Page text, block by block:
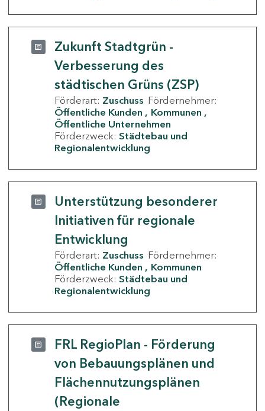
Zukunft Stadtgrün -
Verbesserung des
städtischen Grüns (ZSP)
Förderart: Zuschuss Fördernehmer:
Öffentliche Kunden
Kommunen
Öffentliche Unternehmen
Förderzweck: Städtebau und
Regionalentwicklung
Unterstützung besonderer
Initiativen für regionale
Entwicklung
Förderart: Zuschuss Fördernehmer:
Öffentliche Kunden
Kommunen
Förderzweck: Städtebau und
Regionalentwicklung
FRL RegioPlan - Förderung
von Bebauungsplänen und
Flächennutzungsplänen
(Regionale